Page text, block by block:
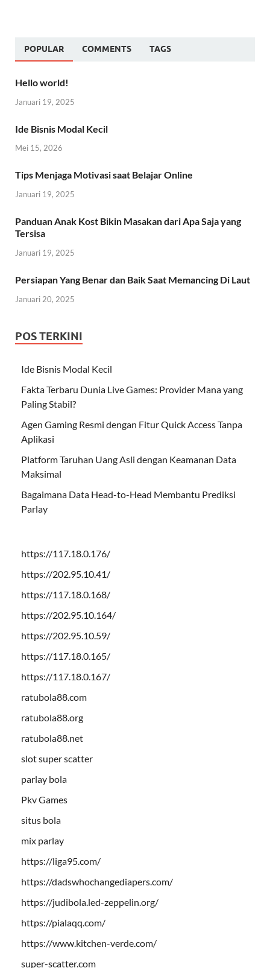
POPULAR COMMENTS TAGS
Hello world!
Januari 19, 2025
Ide Bisnis Modal Kecil
Mei 15, 2026
Tips Menjaga Motivasi saat Belajar Online
Januari 19, 2025
Panduan Anak Kost Bikin Masakan dari Apa Saja yang
Tersisa
Januari 19, 2025
Persiapan Yang Benar dan Baik Saat Memancing Di Laut
Januari 20, 2025
POS TERKINI
Ide Bisnis Modal Kecil
Fakta Terbaru Dunia Live Games: Provider Mana yang
Paling Stabil?
Agen Gaming Resmi dengan Fitur Quick Access Tanpa
Aplikasi
Platform Taruhan Uang Asli dengan Keamanan Data
Maksimal
Bagaimana Data Head-to-Head Membantu Prediksi
Parlay
https://117.18.0.176/
https://202.95.10.41/
https://117.18.0.168/
https://202.95.10.164/
https://202.95.10.59/
https://117.18.0.165/
https://117.18.0.167/
ratubola88.com
ratubola88.org
ratubola88.net
slot super scatter
parlay bola
Pkv Games
situs bola
mix parlay
https://liga95.com/
https://dadswhochangediapers.com/
https://judibola.led-zeppelin.org/
https://pialaqq.com/
https://www.kitchen-verde.com/
super-scatter.com